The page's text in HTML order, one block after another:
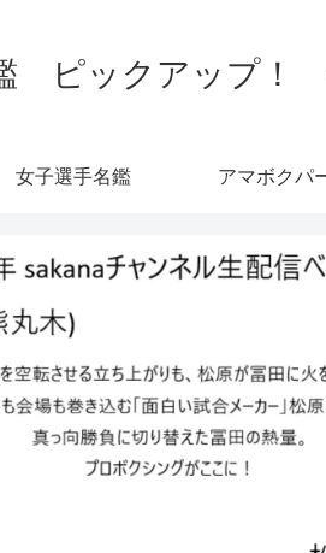
ピックアップ！
女子選手名鑑 アマボクパ